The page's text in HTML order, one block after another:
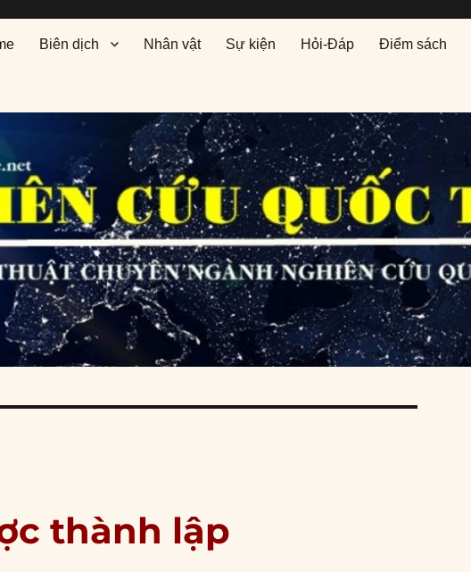
Biên dịch Nhân vật Sự kiện Hỏi-Đáp Điểm sách
thành lập